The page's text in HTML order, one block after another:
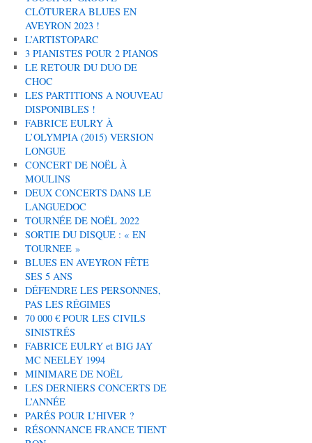
CLÔTURERA BLUES EN
AVEYRON 2023 !
L’ARTISTOPARC
3 PIANISTES POUR 2 PIANOS
LE RETOUR DU DUO DE
CHOC
LES PARTITIONS A NOUVEAU
DISPONIBLES !
FABRICE EULRY À
L’OLYMPIA (2015) VERSION
LONGUE
CONCERT DE NOËL À
MOULINS
DEUX CONCERTS DANS LE
LANGUEDOC
TOURNÉE DE NOËL 2022
SORTIE DU DISQUE : « EN
TOURNEE »
BLUES EN AVEYRON FÊTE
SES 5 ANS
DÉFENDRE LES PERSONNES,
PAS LES RÉGIMES
70 000 € POUR LES CIVILS
SINISTRÉS
FABRICE EULRY et BIG JAY
MC NEELEY 1994
MINIMARE DE NOËL
LES DERNIERS CONCERTS DE
L’ANNÉE
PARÉS POUR L’HIVER ?
RÉSONNANCE FRANCE TIENT